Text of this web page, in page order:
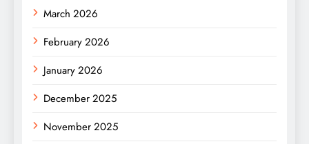
March 2026
February 2026
January 2026
December 2025
November 2025